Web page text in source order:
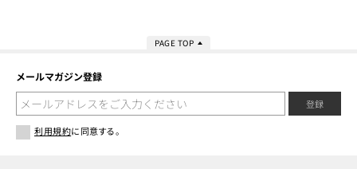
PAGE TOP
メールマガジン登録
登録
利用規約に同意する。